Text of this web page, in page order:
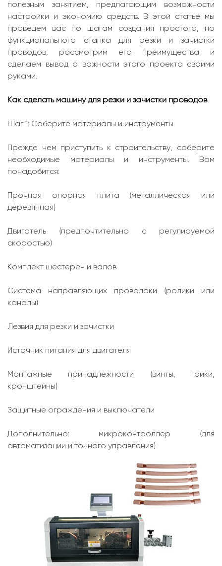
полезным занятием, предлагающим возможности
настройки и экономию средств. В этой статье мы
проведем вас по шагам создания простого, но
функционального станка для резки и зачистки
проводов, рассмотрим его преимущества и
сделаем вывод о важности этого проекта своими
руками.
Как сделать машину для резки и зачистки проводов
Шаг 1: Соберите материалы и инструменты
Прежде чем приступить к строительству, соберите
необходимые материалы и инструменты. Вам
понадобится:
Прочная опорная плита (металлическая или
деревянная)
Двигатель (предпочтительно с регулируемой
скоростью)
Комплект шестерен и валов
Система направляющих проволоки (ролики или
каналы)
Лезвия для резки и зачистки
Источник питания для двигателя
Монтажные принадлежности (винты, гайки,
кронштейны)
Защитные ограждения и выключатели
Дополнительно: микроконтроллер (для
автоматизации и точного управления)